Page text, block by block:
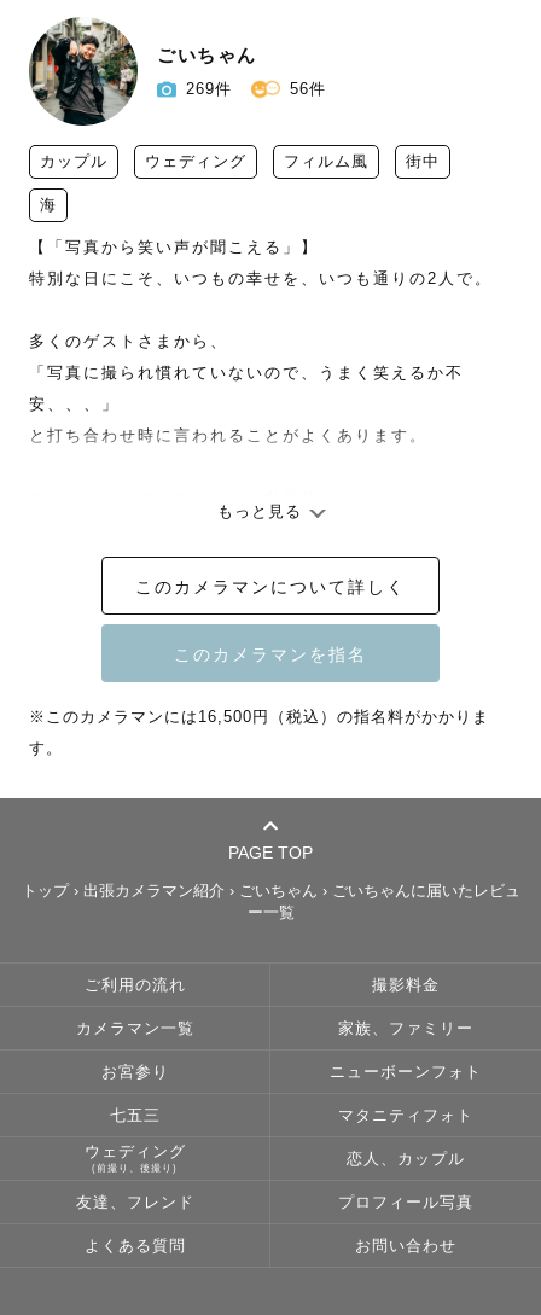
ごいちゃん
269件 56件
カップル ウェディング フィルム風 街中
海
【「写真から笑い声が聞こえる」】
特別な日にこそ、いつもの幸せを、いつも通りの2人で。
多くのゲストさまから、
「写真に撮られ慣れていないので、うまく笑えるか不
安、、、」
と打ち合わせ時に言われることがよくあります。
写真と時間になりました！」や、
「自分たちいい顔してて、すごく楽しそう！！」
などの感想をたくさんいただきます。
心配な方はレビューをご覧ください！
大丈夫です。
一緒に楽しい時間を過ごしてるだけで、
その動画に写っていたのは、自分たちの自然な姿をみて
「これやば！！」、「いい笑顔！！」と感動している姿で
その動画を見て、私はほんとに嬉しくて嬉しくて、
自然ないつもの姿こそ美しいな、ということを改めて実感
もっと見る
このカメラマンについて詳しく
※このカメラマンには16,500円（税込）の指名料がかかりま
す。
PAGE TOP
トップ› 出張カメラマン紹介 › ごいちゃん › ごいちゃんに届いたレビュ
ー一覧
ご利用の流れ 撮影料金
カメラマン一覧 家族、ファミリー
お宮参り ニューボーンフォト
七五三 マタニティフォト
ウェディング
(前撮り、後撮り)
恋人、カップル
友達、フレンド プロフィール写真
よくある質問 お問い合わせ